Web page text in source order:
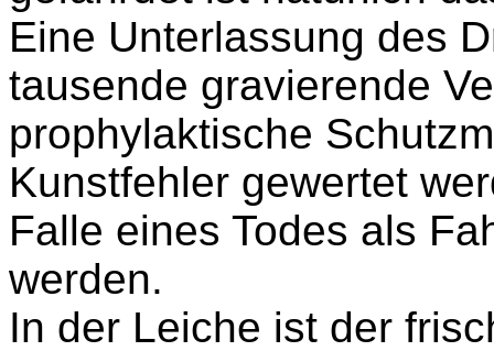
Eine Unterlassung des
tausende gravierende
prophylaktische
Kunstfehler gewertet
Falle eines Todes als
werden.
In der Leiche ist der